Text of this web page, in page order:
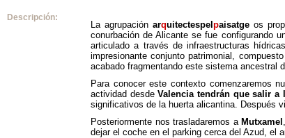
Descripción:
La agrupación arquitectespel paisatgeos
conurbación de Alicante se fue configurando
articulado a través de infraestructuras
impresionante conjunto patrimonial,
acabado fragmentando este sistema ancestral
Para conocer este contexto comenzaremos
actividad desdeValencia tendrán que salir a
significativos de la huerta alicantina. Después
Posteriormente nos trasladaremos a Mutxamel
dejar el coche en el parking cerca del Azud, el